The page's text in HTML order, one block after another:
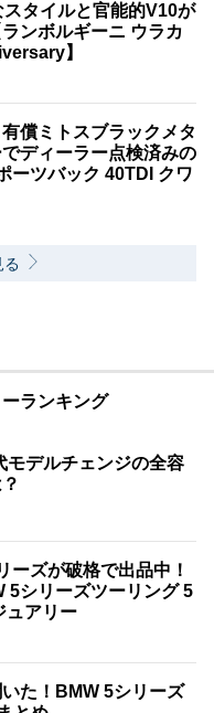
タイルと官能的V10が
ンボルギーニ ウラカ
】
償ミトスブラックメタ
ディーラー点検済みの
ーツバック 40TDI クワ
る
ランキング
モデルチェンジの全容
ーズが破格で出品中！
5シリーズツーリング 5
ュアリー
た！BMW 5シリーズ